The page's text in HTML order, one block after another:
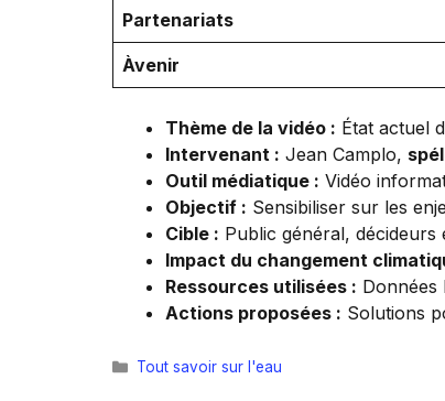
Partenariats
Àvenir
Thème de la vidéo : État actuel
Intervenant : Jean Camplo,
Outil médiatique : Vidéo
Objectif : Sensibiliser sur les
Cible : Public général, décideurs
Impact du changement
Ressources utilisées : Données
Actions proposées : Solutions
Catégories
Tout savoir sur l'eau